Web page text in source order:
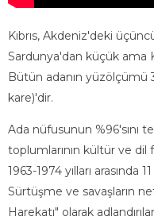
Kıbrıs, Akdeniz'deki
Sardunya'dan küçük ama
Bütün adanın yüzölçümü
kare)'dir.
Ada nüfusunun %96'sını
toplumlarının kültür ve dil
1963-1974 yılları
Sürtüşme ve savaşların
Harekatı" olarak